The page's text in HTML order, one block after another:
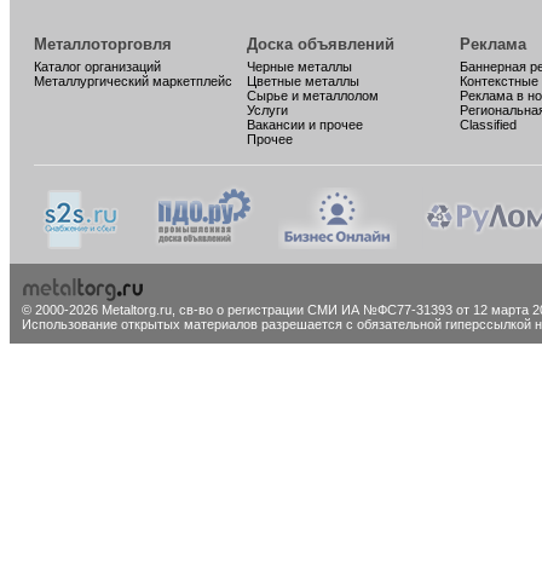
Металлоторговля
Каталог организаций
Металлургический маркетплейс
Доска объявлений
Черные металлы
Цветные металлы
Сырье и металлолом
Услуги
Вакансии и прочее
Прочее
Реклама
Баннерная
Реклама в
Classified
© 2000-2026 Metaltorg.ru, св-во о регистрации СМИ ИА №ФС77-31393 от 12 марта
Использование открытых материалов разрешается с обязательной гиперссылкой